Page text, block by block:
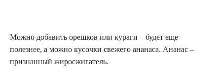
Можно добавить орешков или кураги – будет еще
полезнее, а можно кусочки свежего ананаса. Ананас –
признанный жиросжигатель.